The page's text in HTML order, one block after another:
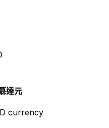
達元
currency